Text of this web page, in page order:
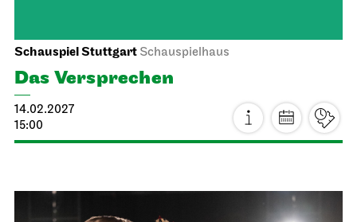
Schauspiel Stuttgart Schauspielhaus
Das Ver­sprechen
14.02.2027
15:00